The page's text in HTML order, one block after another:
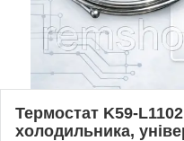
Термостат K59-
холодильника,